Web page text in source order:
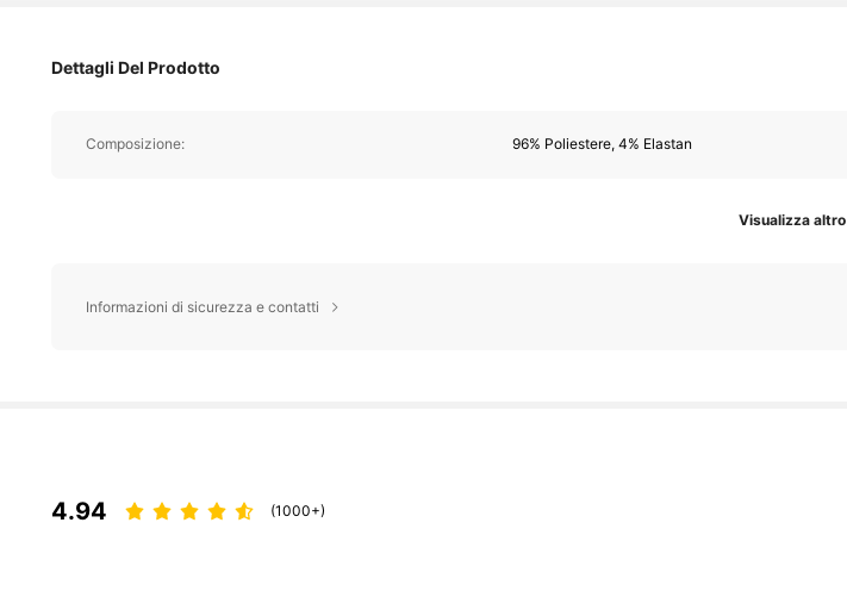
Dettagli Del Prodotto
Composizione: 96% Poliestere, 4% Elastan
Visualizza altro
Informazioni di sicurezza e contatti
4.94 (1000+)